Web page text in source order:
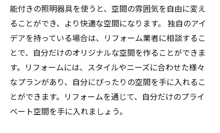
能付きの照明器具を使うと、空間の雰囲気を自由に変え
ることができ、より快適な空間になります。 独自のアイ
デアを持っている場合は、リフォーム業者に相談するこ
とで、自分だけのオリジナルな空間を作ることができま
す。リフォームには、スタイルやニーズに合わせた様々
なプランがあり、自分にぴったりの空間を手に入れるこ
とができます。リフォームを通じて、自分だけのプライ
ベート空間を手に入れましょう。